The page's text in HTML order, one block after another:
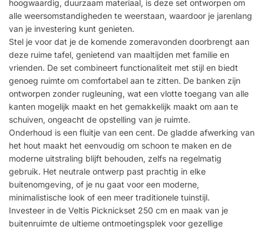
hoogwaardig, duurzaam materiaal, is deze set ontworpen om
alle weersomstandigheden te weerstaan, waardoor je jarenlang
van je investering kunt genieten.
Stel je voor dat je de komende zomeravonden doorbrengt aan
deze ruime tafel, genietend van maaltijden met familie en
vrienden. De set combineert functionaliteit met stijl en biedt
genoeg ruimte om comfortabel aan te zitten. De banken zijn
ontworpen zonder rugleuning, wat een vlotte toegang van alle
kanten mogelijk maakt en het gemakkelijk maakt om aan te
schuiven, ongeacht de opstelling van je ruimte.
Onderhoud is een fluitje van een cent. De gladde afwerking van
het hout maakt het eenvoudig om schoon te maken en de
moderne uitstraling blijft behouden, zelfs na regelmatig
gebruik. Het neutrale ontwerp past prachtig in elke
buitenomgeving, of je nu gaat voor een moderne,
minimalistische look of een meer traditionele tuinstijl.
Investeer in de Veltis Picknickset 250 cm en maak van je
buitenruimte de ultieme ontmoetingsplek voor gezellige